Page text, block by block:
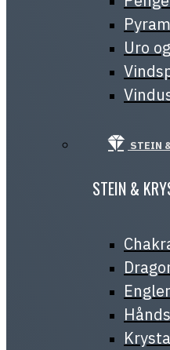
Uro
STEIN
STEIN &
Engler